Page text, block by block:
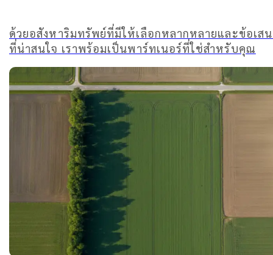
ด้วยอสังหาริมทรัพย์ที่มีให้เลือกหลากหลายและข้อเส
ที่น่าสนใจ เราพร้อมเป็นพาร์ทเนอร์ที่ใช่สำหรับคุณ